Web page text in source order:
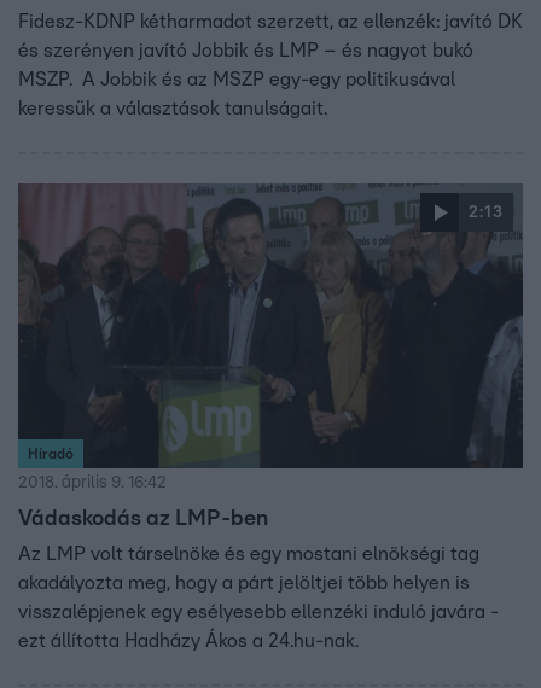
Fidesz-KDNP kétharmadot szerzett, az ellenzék: javító DK
és szerényen javító Jobbik és LMP – és nagyot bukó
MSZP. A Jobbik és az MSZP egy-egy politikusával
keressük a választások tanulságait.
2:13
Híradó
2018. április 9. 16:42
Vádaskodás az LMP-ben
Az LMP volt társelnöke és egy mostani elnökségi tag
akadályozta meg, hogy a párt jelöltjei több helyen is
visszalépjenek egy esélyesebb ellenzéki induló javára -
ezt állította Hadházy Ákos a 24.hu-nak.